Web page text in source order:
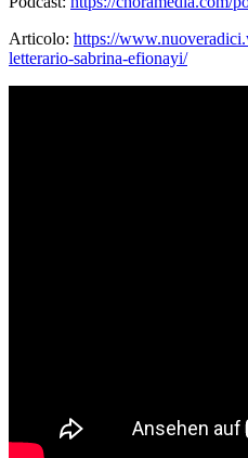
Articolo: https://
letterario-sabrina-efionayi/